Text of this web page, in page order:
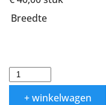
Breedte
+ winkelwagen